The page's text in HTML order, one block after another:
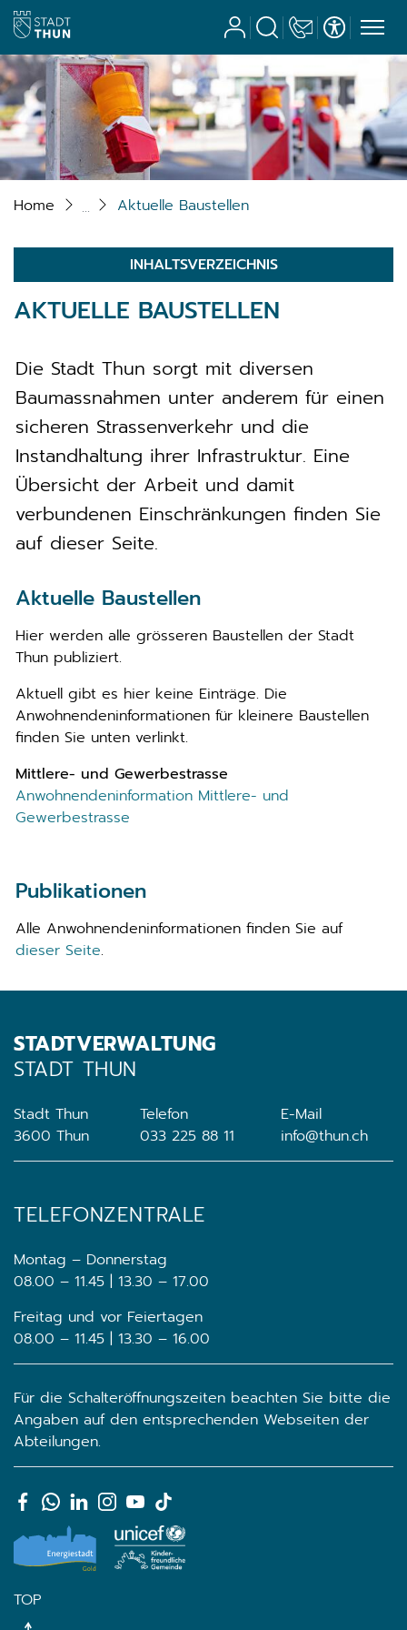
zur Startseite
Direkt zur Hauptnavigation
Direkt zum Inhalt
Direkt zur Suche
Direkt zum Stichwortverzeichnis
Stadt Thun
Benutzerkonto
SucheKontakt
Home Aktuelle Baustellen
INHALTSVERZEICHNIS
AKTUELLE BAUSTELLEN
Die Stadt Thun sorgt mit diversen
Baumassnahmen unter anderem für einen
sicheren Strassenverkehr und die
Instandhaltung ihrer Infrastruktur. Eine
Übersicht der Arbeit und damit
verbundenen Einschränkungen finden Sie
auf dieser Seite.
Aktuelle Baustellen
Hier werden alle grösseren Baustellen der Stadt
Thun publiziert.
Aktuell gibt es hier keine Einträge. Die
Anwohnendeninformationen für kleinere Baustellen
finden Sie unten verlinkt.
Mittlere- und Gewerbestrasse
Anwohnendeninformation Mittlere- und
Gewerbestrasse
Publikationen
Alle Anwohnendeninformationen finden Sie auf
dieser Seite.
STADTVERWALTUNG
STADT THUN
Stadt Thun
3600 Thun
Telefon
033 225 88 11
E-Mail
info@thun.ch
TELEFONZENTRALE
Montag – Donnerstag
08.00 – 11.45 | 13.30 – 17.00
Freitag und vor Feiertagen
08.00 – 11.45 | 13.30 – 16.00
Für die Schalteröffnungszeiten beachten Sie bitte die
Angaben auf den entsprechenden Webseiten der
Abteilungen.
TOP